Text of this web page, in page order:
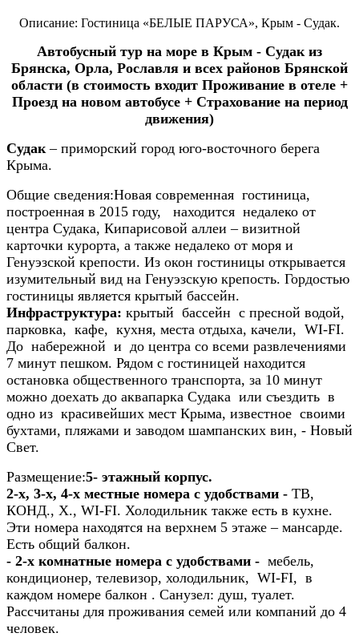
Описание: Гостиница «БЕЛЫЕ ПАРУСА», Крым - Судак.
Автобусный тур на море в Крым - Судак из
Брянска, Орла, Рославля и всех районов Брянской
области (в стоимость входит Проживание в отеле +
Проезд на новом автобусе + Страхование на период
движения)
Судак – приморский город юго-восточного берега
Крыма.
Общие сведения:Новая современная гостиница,
построенная в 2015 году, находится недалеко от
центра Судака, Кипарисовой аллеи – визитной
карточки курорта, а также недалеко от моря и
Генуэзской крепости. Из окон гостиницы открывается
изумительный вид на Генуэзскую крепость. Гордостью
гостиницы является крытый бассейн.
Инфраструктура: крытый бассейн с пресной водой,
парковка, кафе, кухня, места отдыха, качели, WI-FI.
До набережной и до центра со всеми развлечениями
7 минут пешком. Рядом с гостиницей находится
остановка общественного транспорта, за 10 минут
можно доехать до аквапарка Судака или съездить в
одно из красивейших мест Крыма, известное своими
бухтами, пляжами и заводом шампанских вин, - Новый
Свет.
Размещение:5- этажный корпус.
2-х, 3-х, 4-х местные номера с удобствами - ТВ,
КОНД., Х., WI-FI. Холодильник также есть в кухне.
Эти номера находятся на верхнем 5 этаже – мансарде.
Есть общий балкон.
- 2-х комнатные номера с удобствами - мебель,
кондиционер, телевизор, холодильник, WI-FI, в
каждом номере балкон . Санузел: душ, туалет.
Рассчитаны для проживания семей или компаний до 4
человек.